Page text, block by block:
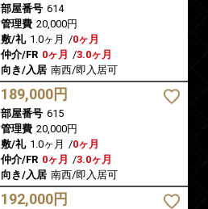
部屋番号 614
管理費 20,000円
敷/礼 1.0ヶ月 /0ヶ月
仲介/FR 0ヶ月 /3.0ヶ月
向き/入居 南西/即入居可
189,000円
部屋番号 615
管理費 20,000円
敷/礼 1.0ヶ月 /0ヶ月
仲介/FR 0ヶ月 /3.0ヶ月
向き/入居 南西/即入居可
192,000円